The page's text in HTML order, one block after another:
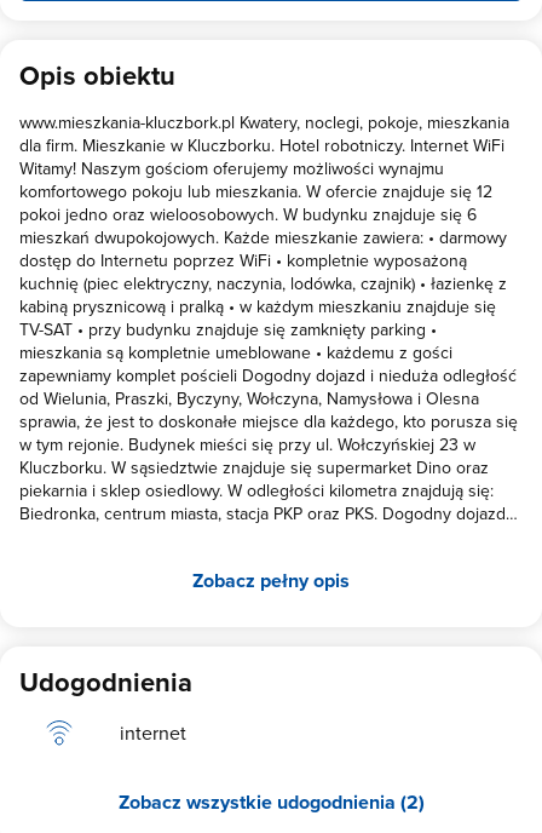
Opis obiektu
www.mieszkania-kluczbork.pl Kwatery, noclegi, pokoje, mieszkania
dla firm. Mieszkanie w Kluczborku. Hotel robotniczy. Internet WiFi
Witamy! Naszym gościom oferujemy możliwości wynajmu
komfortowego pokoju lub mieszkania. W ofercie znajduje się 12
pokoi jedno oraz wieloosobowych. W budynku znajduje się 6
mieszkań dwupokojowych. Każde mieszkanie zawiera: • darmowy
dostęp do Internetu poprzez WiFi • kompletnie wyposażoną
kuchnię (piec elektryczny, naczynia, lodówka, czajnik) • łazienkę z
kabiną prysznicową i pralką • w każdym mieszkaniu znajduje się
TV-SAT • przy budynku znajduje się zamknięty parking •
mieszkania są kompletnie umeblowane • każdemu z gości
zapewniamy komplet pościeli Dogodny dojazd i nieduża odległość
od Wielunia, Praszki, Byczyny, Wołczyna, Namysłowa i Olesna
sprawia, że jest to doskonałe miejsce dla każdego, kto porusza się
w tym rejonie. Budynek mieści się przy ul. Wołczyńskiej 23 w
Kluczborku. W sąsiedztwie znajduje się supermarket Dino oraz
piekarnia i sklep osiedlowy. W odległości kilometra znajdują się:
Biedronka, centrum miasta, stacja PKP oraz PKS. Dogodny dojazd
[pokaż numer telefonu]46 (w języku polskim, in
Zobacz pełny opis
Udogodnienia
internet
Zobacz wszystkie udogodnienia (2)